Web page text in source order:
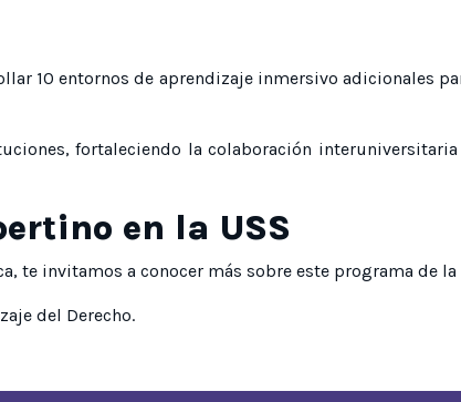
10 entornos de aprendizaje inmersivo adicionales
fortaleciendo la colaboración
en la USS
te invitamos a conocer más sobre este programa de la
del Derecho.